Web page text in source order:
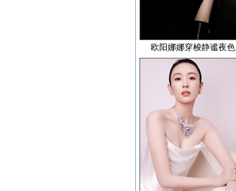
欧阳娜娜穿梭静谧夜色